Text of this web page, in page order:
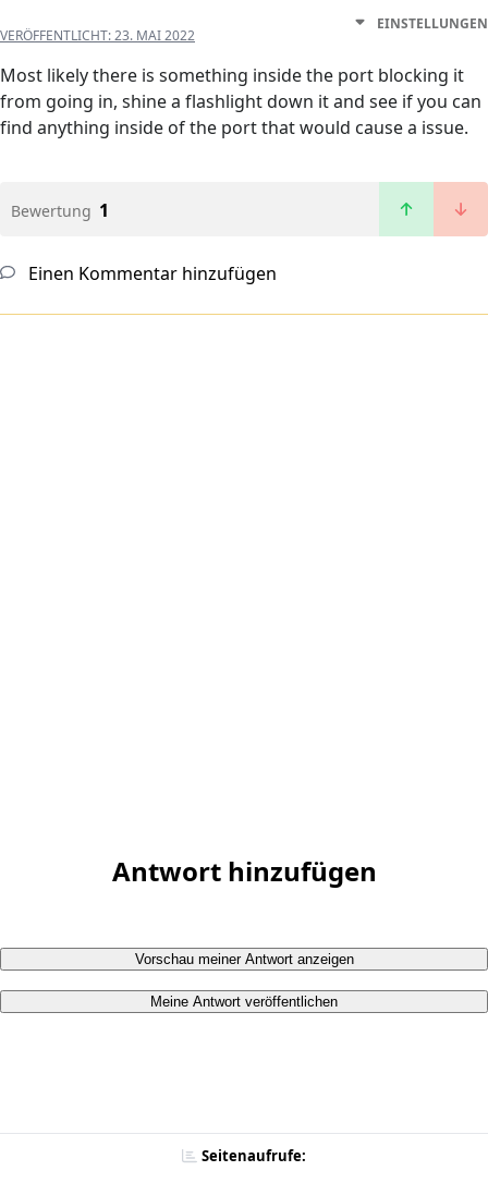
VERÖFFENTLICHT:23. MAI 2022
EINSTELLUNGEN
Most likely there is something inside the port blocking it
from going in, shine a flashlight down it and see if you can
find anything inside of the port that would cause a issue.
Bewertung 1
Einen Kommentar hinzufügen
Antwort hinzufügen
Vorschau meiner Antwort anzeigen
Meine Antwort veröffentlichen
Seitenaufrufe: